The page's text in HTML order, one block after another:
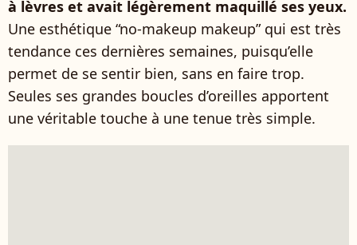
à lèvres et avait légèrement maquillé ses yeux.
Une esthétique “no-makeup makeup” qui est très
tendance ces dernières semaines, puisqu’elle
permet de se sentir bien, sans en faire trop.
Seules ses grandes boucles d’oreilles apportent
une véritable touche à une tenue très simple.